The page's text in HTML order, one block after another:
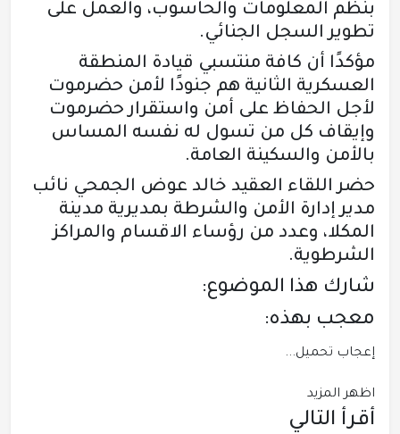
بنظم المعلومات والحاسوب، والعمل على
تطوير السجل الجنائي.
مؤكدًا أن كافة منتسبي قيادة المنطقة
العسكرية الثانية هم جنودًا لأمن حضرموت
لأجل الحفاظ على أمن واستقرار حضرموت
وإيقاف كل من تسول له نفسه المساس
بالأمن والسكينة العامة.
حضر اللقاء العقيد خالد عوض الجمحي نائب
مدير إدارة الأمن والشرطة بمديرية مدينة
المكلا، وعدد من رؤساء الاقسام والمراكز
الشرطوية.
شارك هذا الموضوع:
معجب بهذه:
إعجاب تحميل...
اظهر المزيد
أقرأ التالي